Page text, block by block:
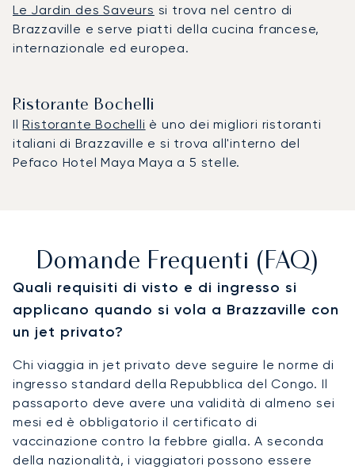
Le Jardin des Saveurs si trova nel centro di
Brazzaville e serve piatti della cucina francese,
internazionale ed europea.
Ristorante Bochelli
IlRistorante Bochelli è uno dei migliori ristoranti
italiani di Brazzaville e si trova all'interno del
Pefaco Hotel Maya Maya a 5 stelle.
Domande Frequenti (FAQ)
Quali requisiti di visto e di ingresso si
applicano quando si vola a Brazzaville con
un jet privato?
Chi viaggia in jet privato deve seguire le norme di
ingresso standard della Repubblica del Congo. Il
passaporto deve avere una validità di almeno sei
mesi ed è obbligatorio il certificato di
vaccinazione contro la febbre gialla. A seconda
della nazionalità, i viaggiatori possono essere